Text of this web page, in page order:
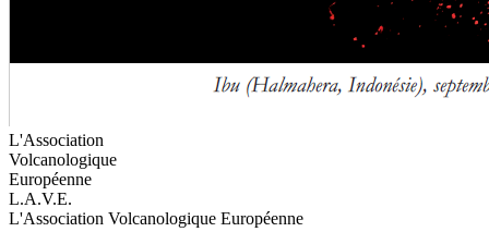
L'Association
Volcanologique
Européenne
L.A.V.E.
L'Association Volcanologique Européenne